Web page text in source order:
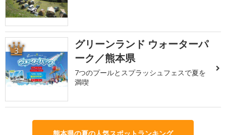
3
グリーンランド ウォーターパ
ーク／熊本県
7つのプールとスプラッシュフェスで夏を
満喫
熊本県の夏の人気スポットランキング